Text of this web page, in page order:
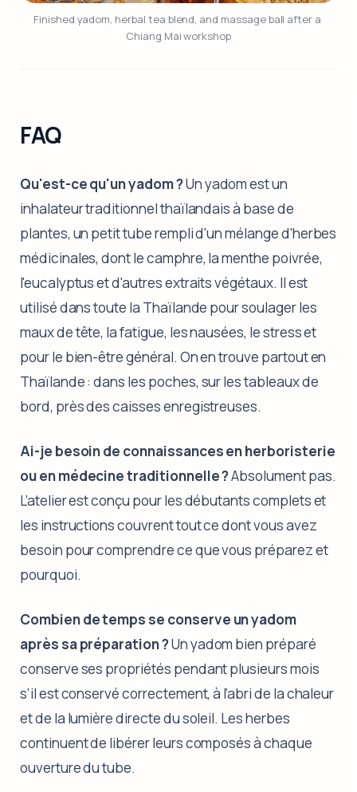
Finished yadom, herbal tea blend, and massage ball after a
Chiang Mai workshop
FAQ
Qu'est-ce qu'un yadom ?Un yadom est un
inhalateur traditionnel thaïlandais à base de
plantes, un petit tube rempli d'un mélange d'herbes
médicinales, dont le camphre, la menthe poivrée,
l'eucalyptus et d'autres extraits végétaux. Il est
utilisé dans toute la Thaïlande pour soulager les
maux de tête, la fatigue, les nausées, le stress et
pour le bien-être général. On en trouve partout en
Thaïlande : dans les poches, sur les tableaux de
bord, près des caisses enregistreuses.
Ai-je besoin de connaissances en herboristerie
ou en médecine traditionnelle ?Absolument pas.
L’atelier est conçu pour les débutants complets et
les instructions couvrent tout ce dont vous avez
besoin pour comprendre ce que vous préparez et
pourquoi.
Combien de temps se conserve un yadom
après sa préparation ?Un yadom bien préparé
conserve ses propriétés pendant plusieurs mois
s’il est conservé correctement, à l’abri de la chaleur
et de la lumière directe du soleil. Les herbes
continuent de libérer leurs composés à chaque
ouverture du tube.